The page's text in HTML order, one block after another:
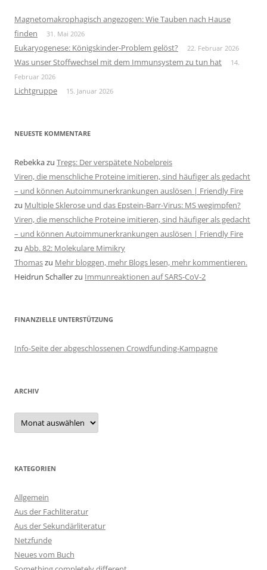
Magnetomakrophagisch angezogen: Wie Tauben nach Hause
finden
31. Mai 2026
Eukaryogenese: Königskinder-Problem gelöst? 22. Februar 2026
Was unser Stoffwechsel mit dem Immunsystem zu tun hat
14.
Februar 2026
Lichtgruppe 15. Januar 2026
NEUESTE KOMMENTARE
Rebekkazu Tregs: Der verspätete Nobelpreis
Viren, die menschliche Proteine imitieren, sind häufiger als gedacht
– und können Autoimmunerkrankungen auslösen | Friendly Fire
zu Multiple Sklerose und das Epstein-Barr-Virus: MS wegimpfen?
Viren, die menschliche Proteine imitieren, sind häufiger als gedacht
– und können Autoimmunerkrankungen auslösen | Friendly Fire
zu Abb. 82: Molekulare Mimikry
Thomaszu Mehr bloggen, mehr Blogs lesen, mehr kommentieren.
Heidrun Schallerzu Immunreaktionen auf SARS-CoV-2
FINANZIELLE UNTERSTÜTZUNG
Info-Seite der abgeschlossenen Crowdfunding-Kampagne
ARCHIV
Archiv
KATEGORIEN
Allgemein
Aus der Fachliteratur
Aus der Sekundärliteratur
Netzfunde
Neues vom Buch